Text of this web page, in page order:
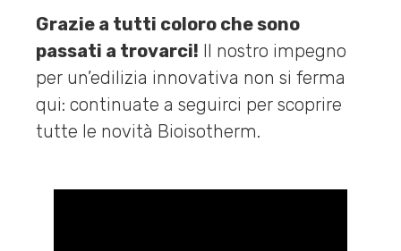
Grazie a tutti coloro che sono
passati a trovarci! Il nostro impegno
per un’edilizia innovativa non si ferma
qui: continuate a seguirci per scoprire
tutte le novità Bioisotherm.